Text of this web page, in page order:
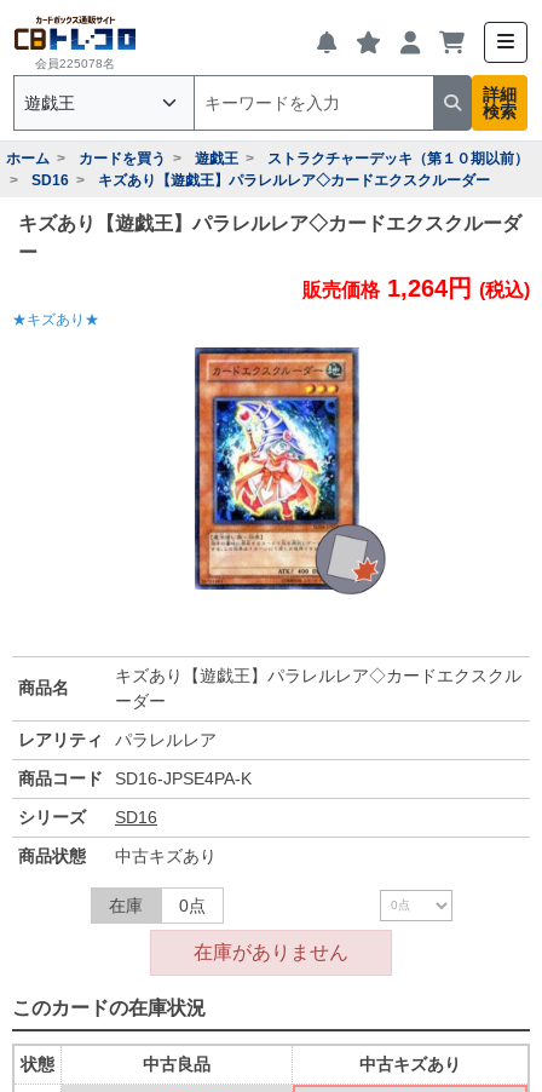
会員225078名
詳細
検索
ホーム カードを買う 遊戯王
ストラクチャーデッキ（第１０期以前）
SD16
キズあり【遊戯王】パラレルレア◇カードエクスクルーダー
キズあり【遊戯王】パラレルレア◇カードエクスクルーダ
ー
★キズあり★
販売価格 1,264円 (税込)
商品名
キズあり【遊戯王】パラレルレア◇カードエクスクル
ーダー
レアリティ
パラレルレア
商品コード
SD16-JPSE4PA-K
シリーズ
SD16
商品状態
中古キズあり
在庫 0点
在庫がありません
このカードの在庫状況
状態
中古良品
中古キズあり